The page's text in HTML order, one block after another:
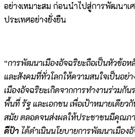
อย่างเหมาะสม ก่อนนำไปสู่การพัฒนาเ
ประเทศอย่างยั่งยืน
“การพัฒนาเมืองอัจฉริยะถือเป็นหัวข้อ
และสังคมที่ทั่วโลกให้ความสนใจเป็นอย่
เมืองอัจฉริยะเกิดจากการทำงานร่วมกั
พื้นที่ รัฐ และเอกชน เพื่อเป้าหมายเดียว
สมัย ตลอดจนส่งผลให้ประชาชนมีคุณภ
ดีป้า ได้ดำเนินนโยบายการพัฒนาเมือง